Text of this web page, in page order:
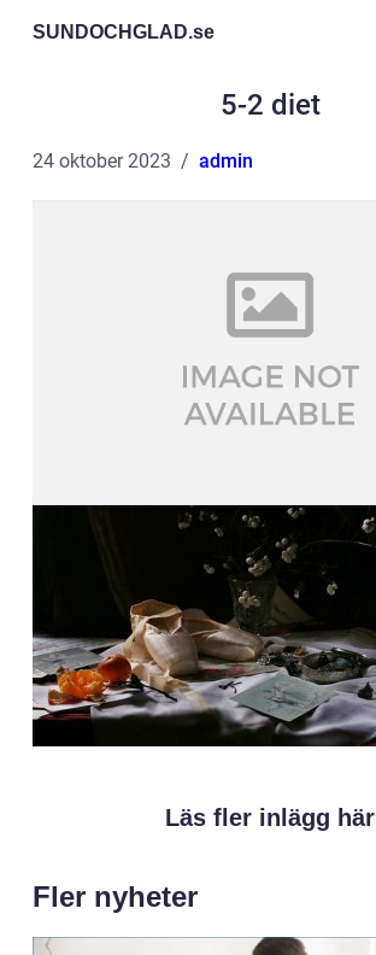
SUNDOCHGLAD.se
5-2 diet
24 oktober 2023 admin
Läs fler inlägg här
Fler nyheter